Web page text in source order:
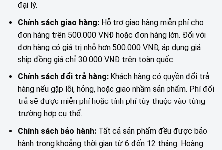
đại lý.
Chính sách giao hàng: Hỗ trợ giao hàng miễn phí cho
đơn hàng trên 500.000 VNĐ hoặc đơn hàng lớn. Đối với
đơn hàng có giá trị nhỏ hơn 500.000 VNĐ, áp dụng giá
ship đồng giá chỉ 30.000 VNĐ trên toàn quốc.
Chính sách đổi trả hàng: Khách hàng có quyền đổi trả
hàng nếu gặp lỗi, hỏng, hoặc giao nhầm sản phẩm. Phí đổi
trả sẽ được miễn phí hoặc tính phí tùy thuộc vào từng
trường hợp cụ thể.
Chính sách bảo hành: Tất cả sản phẩm đều được bảo
hành trong khoảng thời gian từ 6 đến 12 tháng. Hoàng